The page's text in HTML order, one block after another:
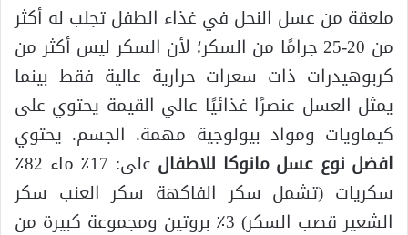
ملعقة من عسل النحل في غذاء الطفل تجلب له أكثر
من 20-25 جرامًا من السكر؛ لأن السكر ليس أكثر من
كربوهيدرات ذات سعرات حرارية عالية فقط بينما
يمثل العسل عنصرًا غذائيًا عالي القيمة يحتوي على
كيماويات ومواد بيولوجية مهمة. الجسم. يحتوي
افضل نوع عسل مانوكا للاطفال
على: 17٪ ماء 82٪
سكريات (تشمل سكر الفاكهة سكر العنب سكر
الشعير قصب السكر) 3٪ بروتين ومجموعة كبيرة من